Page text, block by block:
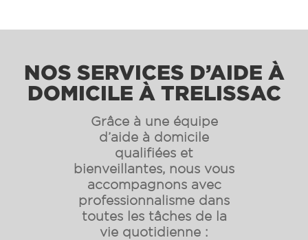
NOS SERVICES D’AIDE À
DOMICILE À TRELISSAC
Grâce à une équipe
d’aide à domicile
qualifiées et
bienveillantes, nous vous
accompagnons avec
professionnalisme dans
toutes les tâches de la
vie quotidienne :